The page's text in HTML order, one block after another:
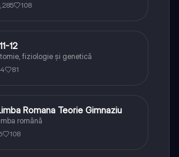
108
12
fiziologie și genetică
81
română
Romana Teorie Gimnaziu
română
108